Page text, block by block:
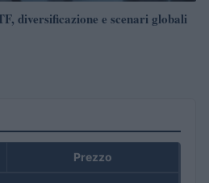
diversificazione e scenari globali
Prezzo